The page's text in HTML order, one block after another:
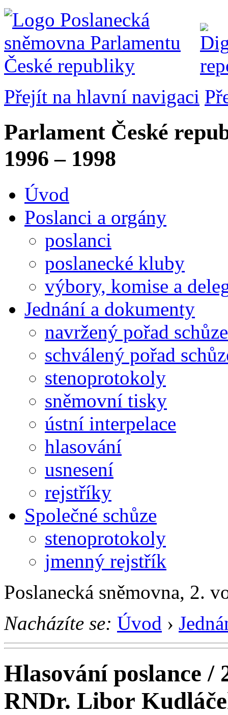
Přejít na hlavní navigaci
Parlament České
1996 – 1998
Úvod
Poslanci a orgány
poslanci
poslanecké kluby
výbory, komise a
Jednání a dokumenty
navržený pořad schůze
schválený pořad
stenoprotokoly
sněmovní tisky
ústní interpelace
hlasování
usnesení
rejstříky
Společné schůze
stenoprotokoly
jmenný rejstřík
Poslanecká sněmovna, 2.
Nacházíte se: Úvod ›
Hlasování poslance /
RNDr. Libor